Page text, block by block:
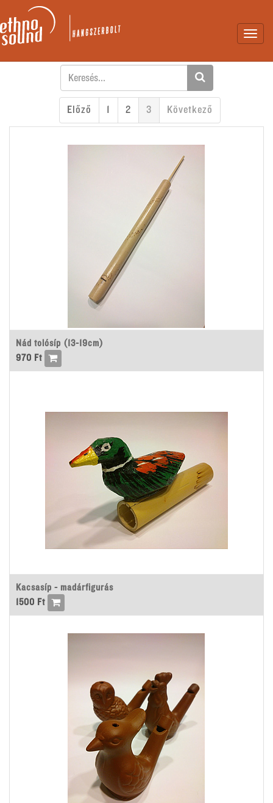
Előző 1 2 3 Következő
Nád tolósíp (13-19cm)
970 Ft
Kacsasíp - madárfigurás
1500 Ft